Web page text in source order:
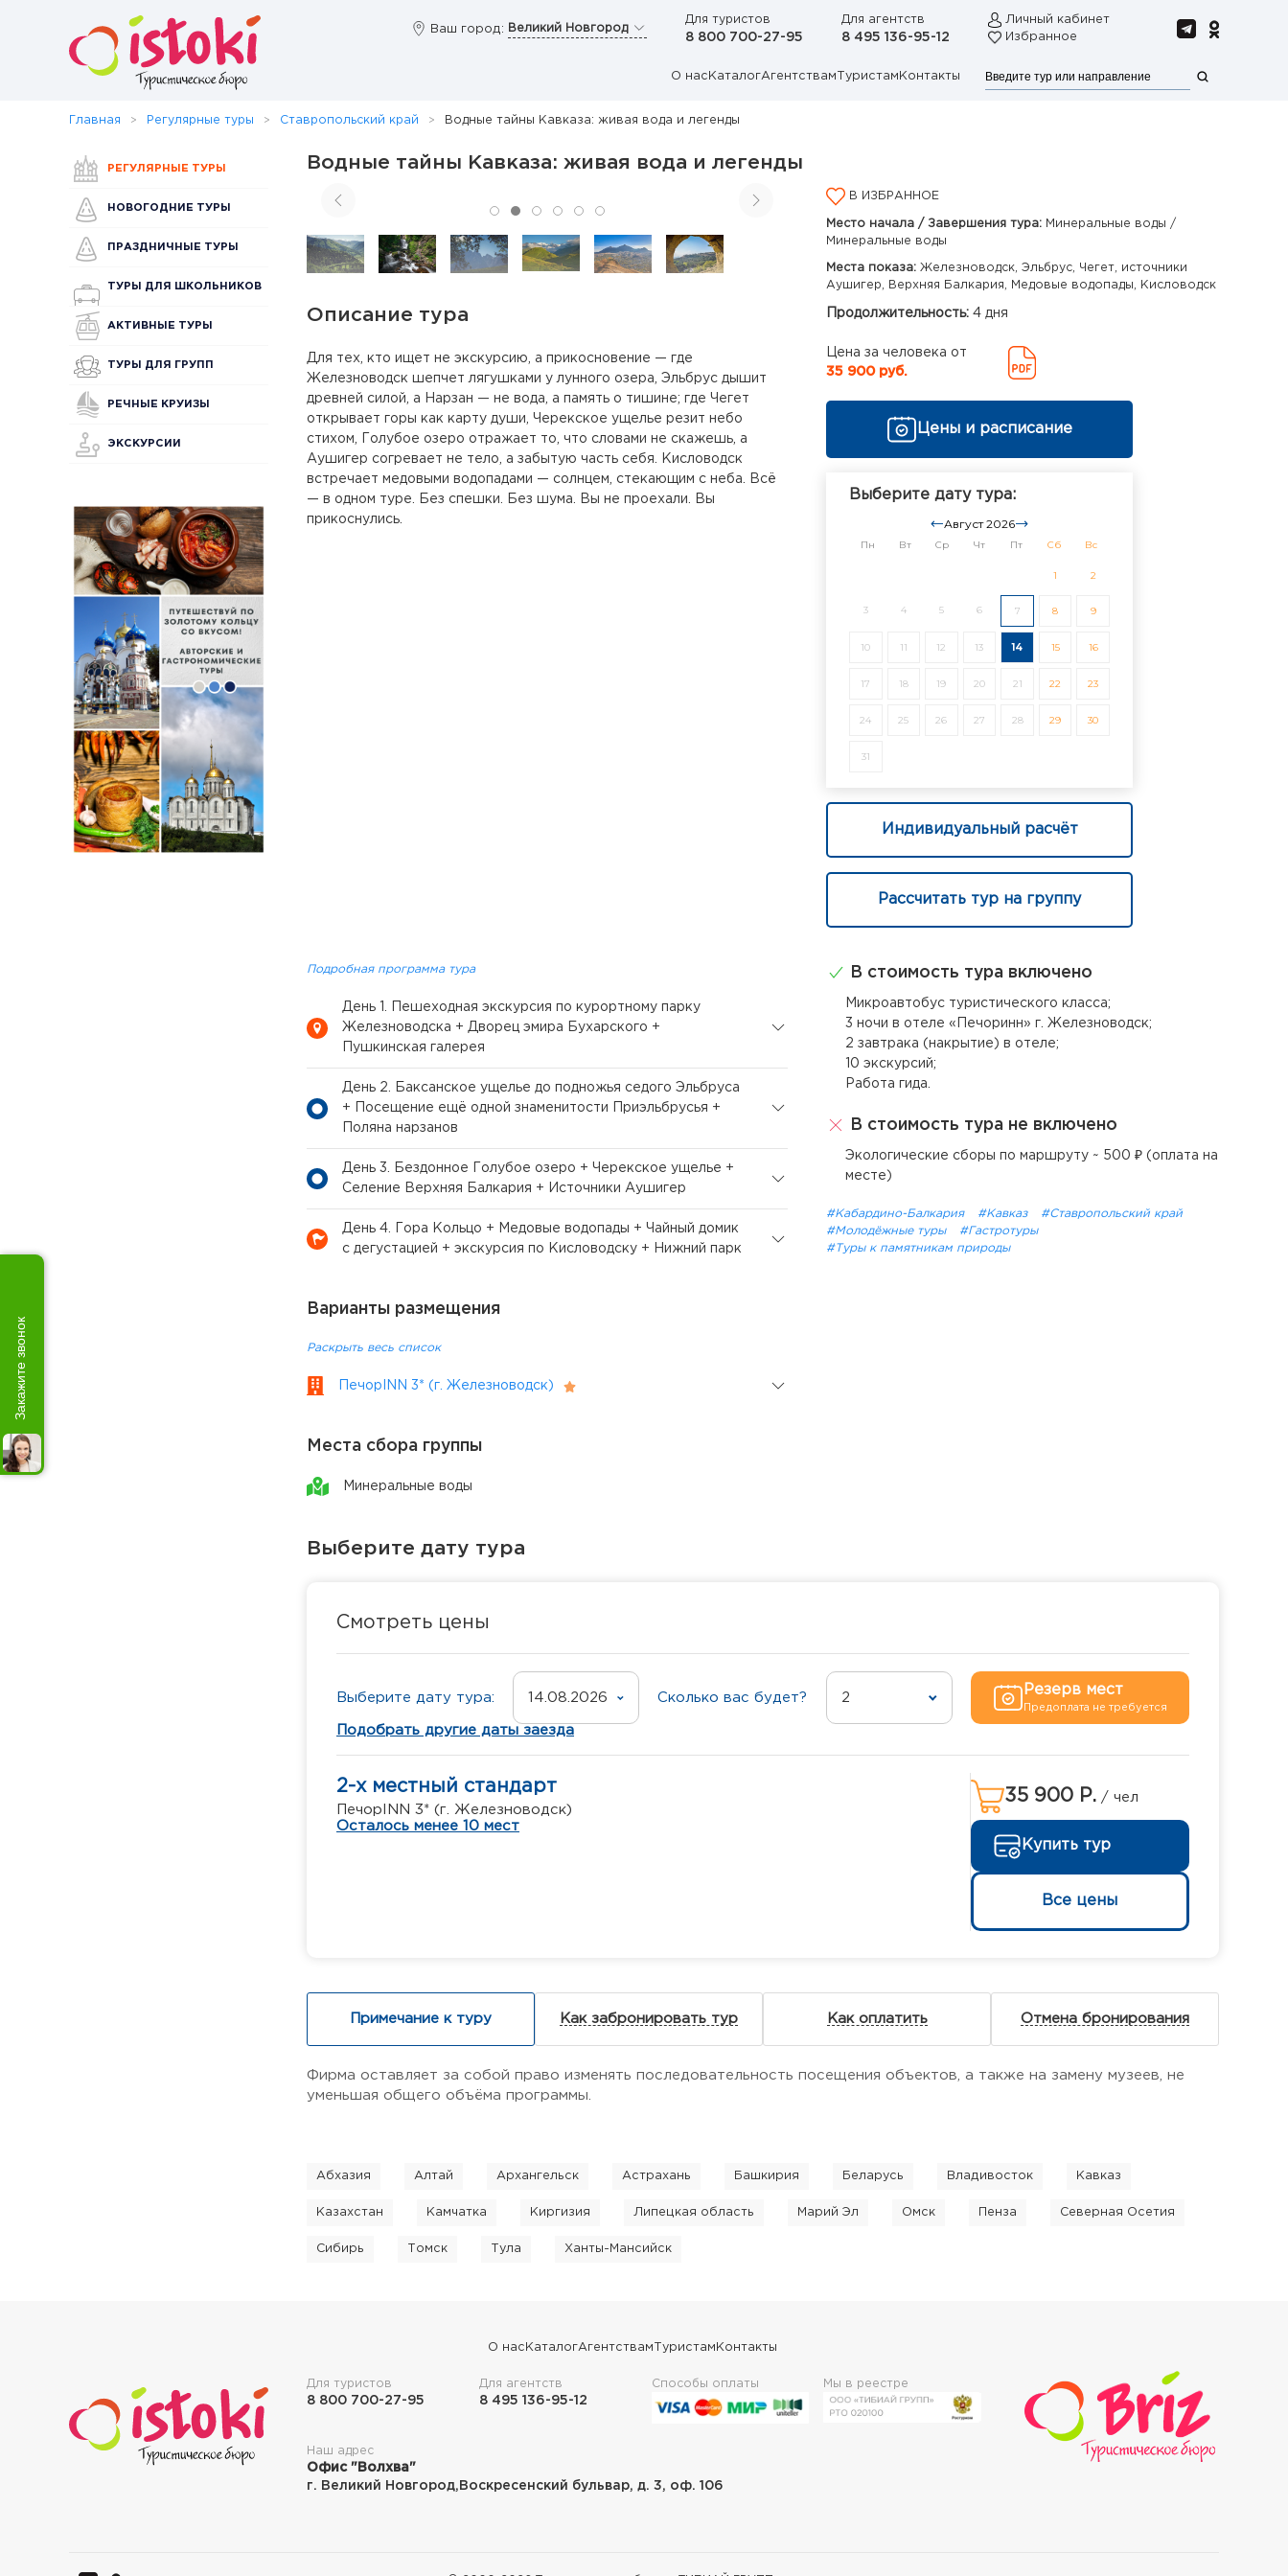
Ваш город: Великий Новгород
Для туристов
8 800 700-27-95
Для агентств
8 495 136-95-12
Личный кабинет
Избранное
О нас КаталогАгентствам Туристам Контакты
Главная Регулярные туры Ставропольский край Водные тайны Кавказа: живая вода и легенды
Водные тайны Кавказа: живая вода и легенды
Описание тура
Для тех, кто ищет не экскурсию, а прикосновение — где
Железноводск шепчет лягушками у лунного озера, Эльбрус дышит
древней силой, а Нарзан — не вода, а память о тишине; где Чегет
открывает горы как карту души, Черекское ущелье резит небо
стихом, Голубое озеро отражает то, что словами не скажешь, а
Аушигер согревает не тело, а забытую часть себя. Кисловодск
встречает медовыми водопадами — солнцем, стекающим с неба. Всё
— в одном туре. Без спешки. Без шума. Вы не проехали. Вы
прикоснулись.
В ИЗБРАННОЕ
Место начала / Завершения тура: Минеральные воды /
Минеральные воды
Места показа: Железноводск, Эльбрус, Чегет, источники
Аушигер, Верхняя Балкария, Медовые водопады, Кисловодск
Продолжительность: 4 дня
Цена за человека от
35 900 руб.
Цены и расписание
Выберите дату тура:
Август 2026
Пн Вт Ср Чт Пт Сб Вс
1 2
3 4 5 6 7 8 9
10 11 12 13 14 15 16
17 18 19 20 21 22 23
24 25 26 27 28 29 30
31
Индивидуальный расчёт
Рассчитать тур на группу
Подробная программа тура
День 1. Пешеходная экскурсия по курортному парку
Железноводска + Дворец эмира Бухарского +
Пушкинская галерея
День 2. Баксанское ущелье до подножья седого Эльбруса
+ Посещение ещё одной знаменитости Приэльбрусья +
Поляна нарзанов
День 3. Бездонное Голубое озеро + Черекское ущелье +
Селение Верхняя Балкария + Источники Аушигер
День 4. Гора Кольцо + Медовые водопады + Чайный домик
с дегустацией + экскурсия по Кисловодску + Нижний парк
Варианты размещения
Раскрыть весь список
ПечорINN 3* (г. Железноводск)
Места сбора группы
Минеральные воды
В стоимость тура включено
Микроавтобус туристического класса;
3 ночи в отеле «Печоринн» г. Железноводск;
2 завтрака (накрытие) в отеле;
10 экскурсий;
Работа гида.
В стоимость тура не включено
Экологические сборы по маршруту ~ 500 ₽ (оплата на
месте)
#Кабардино-Балкария #Кавказ
#Ставропольский край
#Молодёжные туры
#Гастротуры
#Туры к памятникам природы
Выберите дату тура
Смотреть цены
Выберите дату тура: 14.08.2026 Сколько вас будет? 2
Резерв мест
Предоплата не требуется
Подобрать другие даты заезда
2-х местный стандарт
ПечорINN 3* (г. Железноводск)
Осталось менее 10 мест
35 900 Р./ чел
Купить тур
Все цены
Примечание к туру Как забронировать тур Как оплатить Отмена бронирования
Фирма оставляет за собой право изменять последовательность посещения объектов, а также на замену музеев, не
уменьшая общего объёма программы.
Абхазия Алтай Архангельск Астрахань Башкирия Беларусь Владивосток Кавказ
Казахстан Камчатка Киргизия Липецкая область Марий Эл Омск Пенза Северная Осетия
Сибирь Томск Тула Ханты-Мансийск
РЕГУЛЯРНЫЕ ТУРЫ
НОВОГОДНИЕ ТУРЫ
ПРАЗДНИЧНЫЕ ТУРЫ
ТУРЫ ДЛЯ ШКОЛЬНИКОВ
АКТИВНЫЕ ТУРЫ
ТУРЫ ДЛЯ ГРУПП
РЕЧНЫЕ КРУИЗЫ
ЭКСКУРСИИ
О нас КаталогАгентствам Туристам Контакты
Для туристов
8 800 700-27-95
Для агентств
8 495 136-95-12
Способы оплаты Мы в реестре
Наш адрес
Офис "Волхва"
г. Великий Новгород,Воскресенский бульвар, д. 3, оф. 106
Закажите звонок